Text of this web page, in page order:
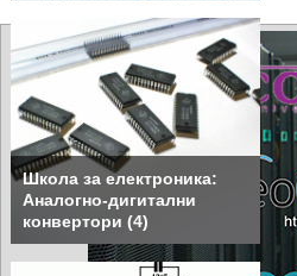
Школа за електроника:
Аналогно-дигитални
конвертори (4)